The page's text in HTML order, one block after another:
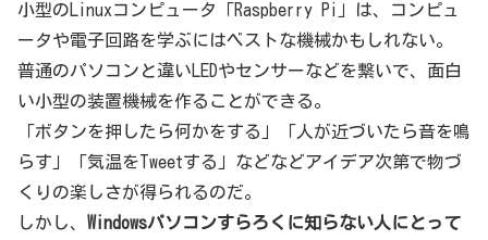
小型のLinuxコンピュータ「Raspberry Pi」は、コンピュ
ータや電子回路を学ぶにはベストな機械かもしれない。
普通のパソコンと違いLEDやセンサーなどを繋いで、面白
い小型の装置機械を作ることができる。
「ボタンを押したら何かをする」「人が近づいたら音を鳴
らす」「気温をTweetする」などなどアイデア次第で物づ
くりの楽しさが得られるのだ。
しかし、 Windowsパソコンすらろくに知らない人にとって